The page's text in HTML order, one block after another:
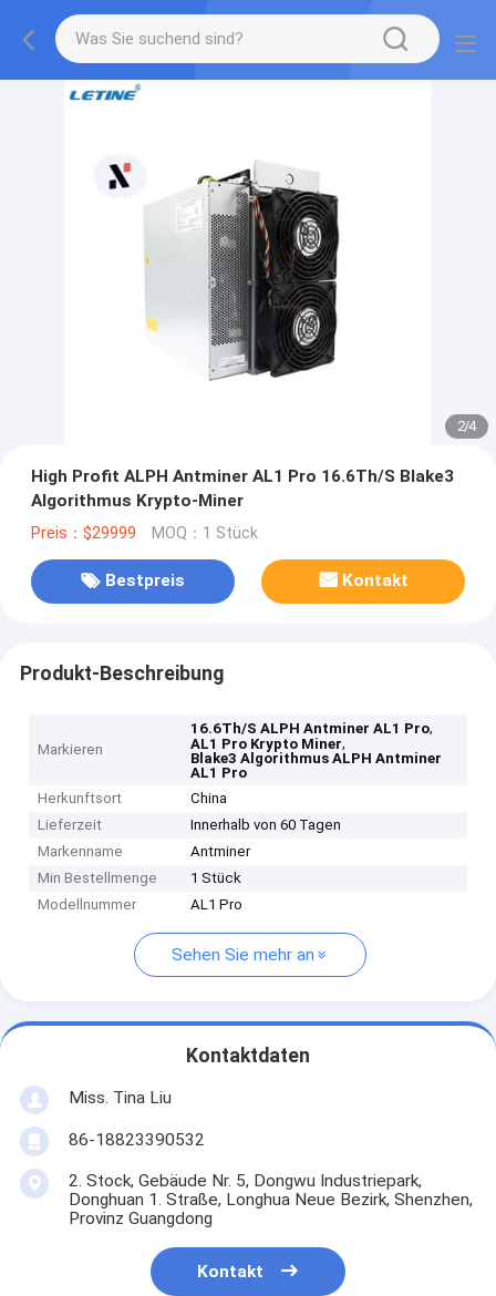
2/4
High Profit ALPH Antminer AL1 Pro 16.6Th/S Blake3
Algorithmus Krypto-Miner
Preis：$29999 MOQ：1 Stück
Bestpreis Kontakt
Produkt-Beschreibung
Markieren
16.6Th/S ALPH Antminer AL1 Pro,
AL1 Pro Krypto Miner,
Blake3 Algorithmus ALPH Antminer
AL1 Pro
Herkunftsort
China
Lieferzeit
Innerhalb von 60 Tagen
Markenname
Antminer
Min Bestellmenge
1 Stück
Modellnummer
AL1 Pro
Sehen Sie mehr an
Kontaktdaten
Miss. Tina Liu
86-18823390532
2. Stock, Gebäude Nr. 5, Dongwu Industriepark,
Donghuan 1. Straße, Longhua Neue Bezirk, Shenzhen,
Provinz Guangdong
Kontakt